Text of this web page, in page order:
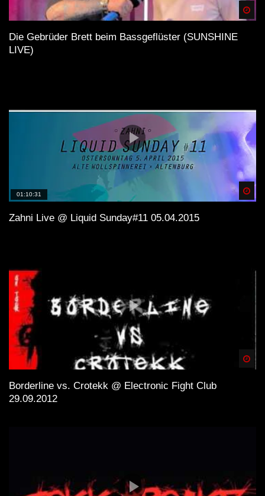
Die Gebrüder Brett beim Bassgeflüster (SUNSHINE
LIVE)
01:10:31
Zahni Live @ Liquid Sunday#11 05.04.2015
Borderline vs. Crotekk @ Electronic Fight Club
29.09.2012